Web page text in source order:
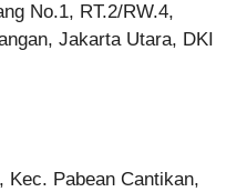
No.1, RT.2/RW.4,
Jakarta Utara, DKI
Kec. Pabean Cantikan,